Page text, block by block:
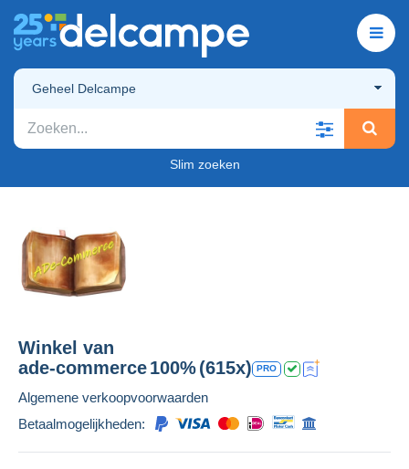
Geheel Delcampe
Slim zoeken
Winkel van
ade-commerce100%(615x) PRO
Algemene verkoopvoorwaarden
Betaalmogelijkheden: